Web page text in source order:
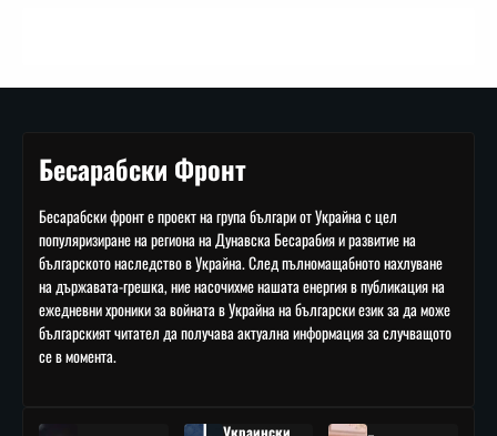
Бесарабски Фронт
Бесарабски фронт е проект на група българи от Украйна с цел
популяризиране на региона на Дунавска Бесарабия и развитие на
българското наследство в Украйна. След пълномащабното нахлуване
на държавата-грешка, ние насочихме нашата енергия в публикация на
ежедневни хроники за войната в Украйна на български език за да може
българският читател да получава актуална информация за случващото
се в момента.